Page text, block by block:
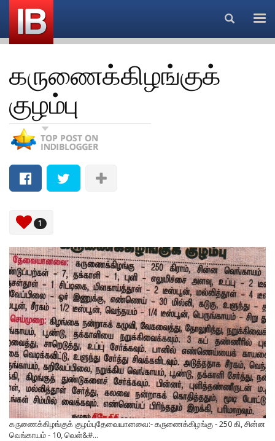
Search...
கருணைக்கிழங்குக்
குழம்பு
1
கருணைக்கிழங்குக் குழம்புதேவையானவை:- கருணைக்கிழங்கு - 250 கி, சின்ன
வெங்காயம் - 10, வெள்&#...